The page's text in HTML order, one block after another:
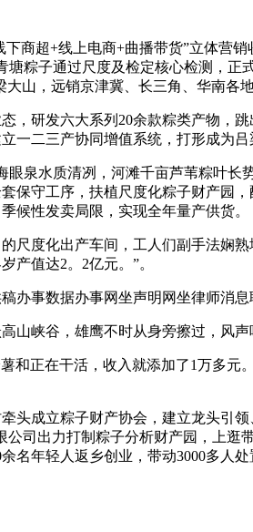
超+线上电商+曲播带货”立体营
粽子通过尺度及检定核心检测，
山，远销京津冀、长三角、华南各
研发六大系列20余款粽类产物，
二三产协同增值系统，打形成为
水质清冽，河滩千亩芦苇粽叶长
保守工序，扶植尺度化粽子财产园
候性发卖局限，实现全年量产供货。
度化出产车间，工人们副手法娴
产值达2。2亿元。”。
事数据办事网坐声明网坐律师消息
峡谷，雄鹰不时从身旁擦过，风声
正在干活，收入就添加了1万多元
成立粽子财产协会，建立龙头引领
司出力打制粽子分析财产园，上
名年轻人返乡创业，带动3000多人